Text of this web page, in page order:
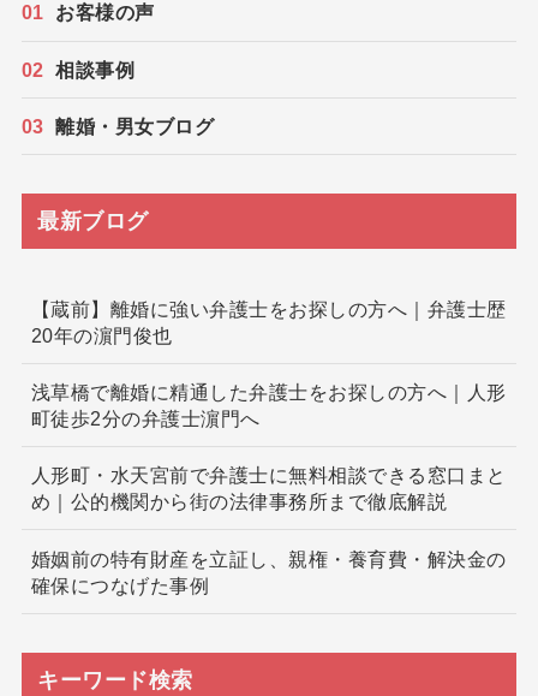
お客様の声
相談事例
離婚・男女ブログ
最新ブログ
【蔵前】離婚に強い弁護士をお探しの方へ｜弁護士歴
20年の濵門俊也
浅草橋で離婚に精通した弁護士をお探しの方へ｜人形
町徒歩2分の弁護士濵門へ
人形町・水天宮前で弁護士に無料相談できる窓口まと
め｜公的機関から街の法律事務所まで徹底解説
婚姻前の特有財産を立証し、親権・養育費・解決金の
確保につなげた事例
キーワード検索